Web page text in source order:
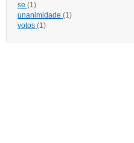
se (1)
unanimidade (1)
votos (1)